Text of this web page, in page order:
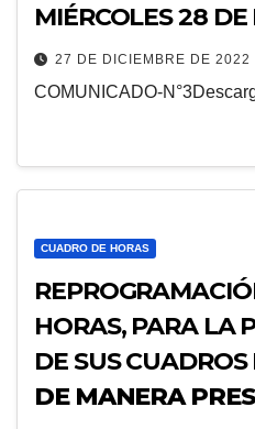
MIÉRCOLES 28
27 DE DICIEMBRE DE 2022
COMUNICADO-
CUADRO DE HORAS
HORAS, PARA LA
DE SUS
DE MANERA